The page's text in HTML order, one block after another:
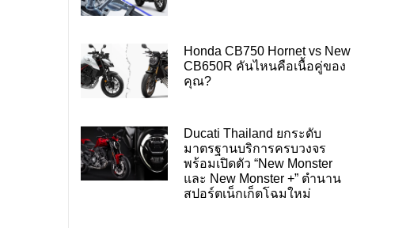
Honda CB750 Hornet vs New
CB650R คันไหนคือเนื้อคู่ของ
คุณ?
Ducati Thailand ยกระดับ
มาตรฐานบริการครบวงจร
พร้อมเปิดตัว “New Monster
และ New Monster +” ตำนาน
สปอร์ตเน็กเก็ตโฉมใหม่